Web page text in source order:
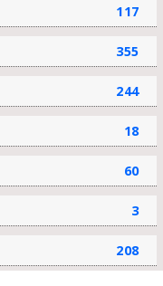
117
355
244
18
60
3
208